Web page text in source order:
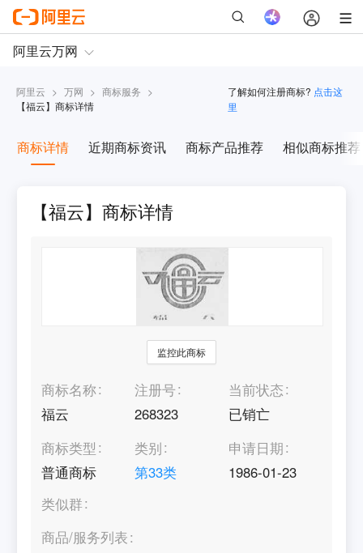
阿里云 > 万网 > 商标服务 >
【福云】商标详情
了解如何注册商标? 点击这
里
商标详情 近期商标资讯 商标产品推荐 相似商标推荐
【福云】商标详情
监控此商标
商标名称
福云
注册号
268323
当前状态
已销亡
商标类型
普通商标
类别
第33类
申请日期
1986-01-23
类似群
商品/服务列表